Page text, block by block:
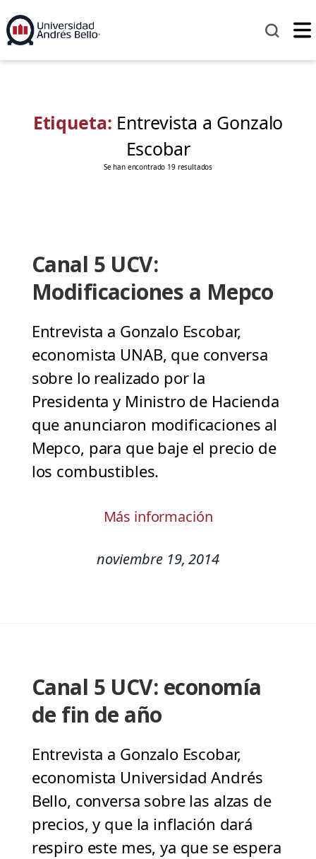
Etiqueta: Entrevista a Gonzalo
Escobar
Se han encontrado 19 resultados
Canal 5 UCV:
Modificaciones a Mepco
Entrevista a Gonzalo Escobar,
economista UNAB, que conversa
sobre lo realizado por la
Presidenta y Ministro de Hacienda
que anunciaron modificaciones al
Mepco, para que baje el precio de
los combustibles.
Más información
noviembre 19, 2014
Canal 5 UCV: economía
de fin de año
Entrevista a Gonzalo Escobar,
economista Universidad Andrés
Bello, conversa sobre las alzas de
precios, y que la inflación dará
respiro este mes, ya que se espera